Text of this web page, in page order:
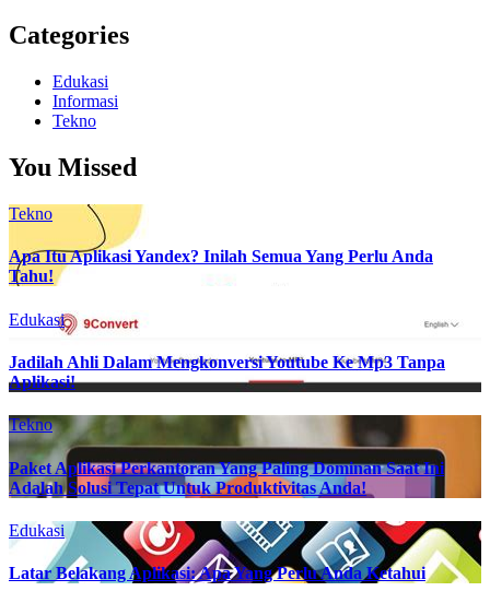
Categories
Edukasi
Informasi
Tekno
You Missed
Tekno
Apa Itu Aplikasi Yandex? Inilah Semua Yang Perlu Anda
Tahu!
Edukasi
Jadilah Ahli Dalam Mengkonversi Youtube Ke Mp3 Tanpa
Aplikasi!
Tekno
Paket Aplikasi Perkantoran Yang Paling Dominan Saat Ini
Adalah Solusi Tepat Untuk Produktivitas Anda!
Edukasi
Latar Belakang Aplikasi: Apa Yang Perlu Anda Ketahui